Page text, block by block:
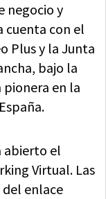
negocio y
cuenta con el
Plus y la Junta
bajo la
pionera en la
abierto el
Virtual. Las
enlace